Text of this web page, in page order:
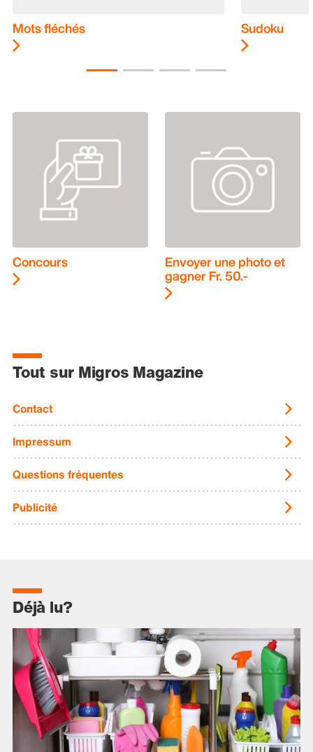
Mots fléchés Sudoku
Concours Envoyer une photo et
gagner Fr. 50.-
Tout sur Migros Magazine
Contact
Impressum
Questions fréquentes
Publicité
Déjà lu?